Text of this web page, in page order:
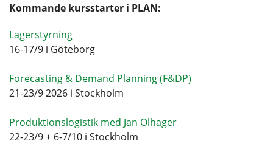
Kommande kursstarter i PLAN:
Lagerstyrning
16-17/9 i Göteborg
Forecasting & Demand Planning (F&DP)
21-23/9 2026 i Stockholm
Produktionslogistik med Jan Olhager
22-23/9 + 6-7/10 i Stockholm